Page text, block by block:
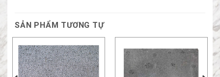
SẢN PHẨM TƯƠNG TỰ